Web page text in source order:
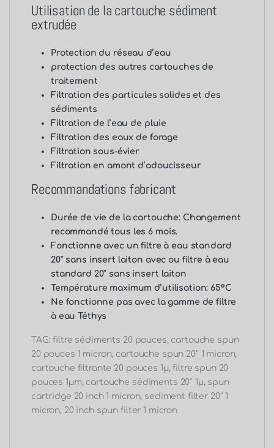
Utilisation de la cartouche sédiment
extrudée
Protection du réseau d’eau
protection des autres cartouches de
traitement
Filtration des particules solides et des
sédiments
Filtration de l’eau de pluie
Filtration des eaux de forage
Filtration sous-évier
Filtration en amont d’adoucisseur
Recommandations fabricant
Durée de vie de la cartouche: Changement
recommandé tous les 6 mois.
Fonctionne avec unfiltre à eau standard
20″ sans insert laiton avec ou filtre à eau
standard 20″ sans insert laiton
Température maximum d’utilisation: 65°C
Ne fonctionne pas avec la gamme de filtre
à eau Téthys
TAG: filtre sédiments 20 pouces, cartouche spun
20 pouces 1 micron, cartouche spun 20″ 1 micron,
cartouche filtrante 20 pouces 1µ, filtre spun 20
pouces 1µm, cartouche sédiments 20″ 1µ, spun
cartridge 20 inch 1 micron, sediment filter 20″ 1
micron, 20 inch spun filter 1 micron